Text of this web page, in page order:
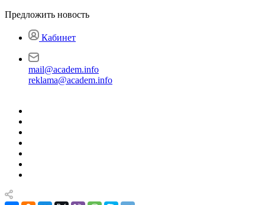
Предложить новость
Кабинет
mail@academ.info
reklama@academ.info